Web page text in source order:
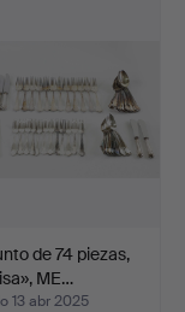
de 74 piezas,
ME…
13 abr 2025